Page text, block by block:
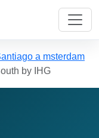
a msterdam
by IHG